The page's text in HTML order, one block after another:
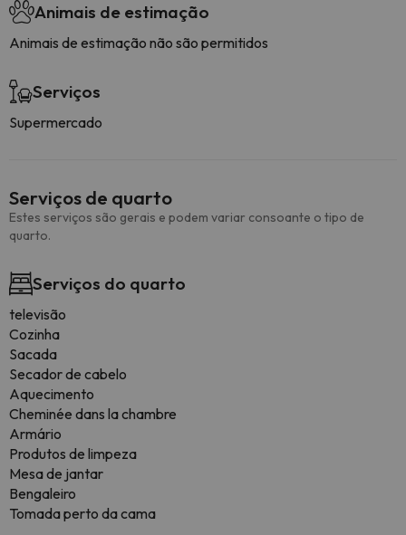
Animais de estimação
Animais de estimação não são permitidos
Serviços
Supermercado
Serviços de quarto
Estes serviços são gerais e podem variar consoante o tipo de
quarto.
Serviços do quarto
televisão
Cozinha
Sacada
Secador de cabelo
Aquecimento
Cheminée dans la chambre
Armário
Produtos de limpeza
Mesa de jantar
Bengaleiro
Tomada perto da cama